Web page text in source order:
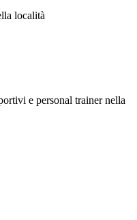
località
e personal trainer nella